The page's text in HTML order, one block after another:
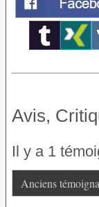
Avis,
Il y a 1
Anciens